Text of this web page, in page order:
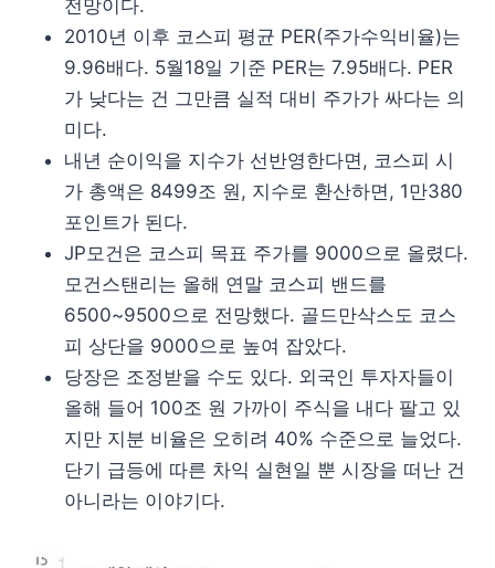
전망이다.
2010년 이후 코스피 평균 PER(주가수익비율)는
9.96배다. 5월18일 기준 PER는 7.95배다. PER
가 낮다는 건 그만큼 실적 대비 주가가 싸다는 의
미다.
내년 순이익을 지수가 선반영한다면, 코스피 시
가 총액은 8499조 원, 지수로 환산하면, 1만380
포인트가 된다.
JP모건은 코스피 목표 주가를 9000으로 올렸다.
모건스탠리는 올해 연말 코스피 밴드를
6500~9500으로 전망했다. 골드만삭스도 코스
피 상단을 9000으로 높여 잡았다.
당장은 조정받을 수도 있다. 외국인 투자자들이
올해 들어 100조 원 가까이 주식을 내다 팔고 있
지만 지분 비율은 오히려 40% 수준으로 늘었다.
단기 급등에 따른 차익 실현일 뿐 시장을 떠난 건
아니라는 이야기다.